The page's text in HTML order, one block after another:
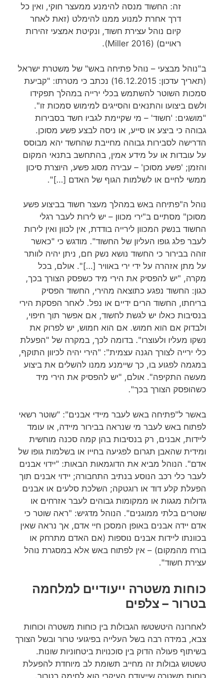
זה: החשוד מנסה להימנע ממעצר חוקי, ואין כל
דרך אחרת למנוע ממנו להימלט (זאת לאחר
קיום נוהל עצירת חשוד, ונקיטת אמצעי זהירות
ראויים) (Miller 2016).
ב"נוהל מבצעי – נוהל פתיחה באש" של משטרת ישראל
(תאריך עדכון: 16.12.2015) נכתב כי מטרתו: "קביעת
סמכות השוטר להשתמש בכלי ירייה במהלך תפקידו
ולשם ביצועו והתנאים והסייגים למימוש סמכות זו".
"מושגים: 'חשוד' – מי שקיימת לגביו חשד בסבירות
גבוהה כי ביצע או סייע, או ניסה לבצע פשע מסוכן.
הדרישה לסבירות גבוהה מחייבת שהחשד יהא מבוסס
על עובדות או על מידע אמין, בהתחשב בתנאי המקום
והזמן; 'פשע מסוכן' – עבירה מסוג פשע, היוצרת סיכון
ממשי לחיים או לשלמות הגוף של האדם […]".
נוהל ה"פתיחה באש במהלך מעצר חשוד בביצוע פשע
מסוכן" מסתיים ב"ירי מכוון – יש לירות לעבר רגלי
החשוד בנשק המכוון לירייה בודדת, אין לכוון ואין לירות
לעבר פלג גופו העליון של החשוד". מודגש כי "כאשר
זוהה בבירור כי החשוד נושא נשק חם, ניתן יהיה לוותר
על מתן אזהרה על ידי ירי באוויר […]". אולם, בכל
מקרה, "יש להפסיק את הירי מיד כשפסק הצורך בכך,
כגון: החשוד נפגע כתוצאה מהירי, החשוד הפסיק
בריחתו, החשוד הרים ידיים או נפל. לאחר הפסקת הירי
בנסיבות כאלו יש לגשת לחשוד, אם אפשר תוך חיפוי,
ולבדוק אם הוא חמוש. אם הוא חמוש, יש לפרוק את
נשקו מעליו ולעוצרו". בדומה לכך, במקרה של "הפעלת
כלי ירייה לצורך הגנה עצמית": "הירי יהיה לכיוון התוקף,
במגמה לפגוע בו, כך שיימנע ממנו להשלים את ביצוע
מעשה התקיפה". אולם, "יש להפסיק את הירי מיד
כשהופסק הצורך בכך".
באשר ל"פתיחה באש לעבר מיידי אבנים": "שוטר רשאי
לפתוח באש לעבר מי שנראה בבירור מיידה, או עומד
ליידות, אבנים, רק בנסיבות בהן קמה סכנה מוחשית
ומידית שהאבן תגרום לפגיעה בחייו או בשלמות גופו של
אדם". הנוהל מביא את הדוגמאות הבאות: "יידוי אבנים
לעבר כלי רכב הנוסע בנתיב התחבורה; יידוי אבנים תוך
הפעלת קלע דוד או רוגטקה; השלכת סלעים או אבנים
גדולות מגגות או ממקומות גבוהים לעבר אזרחים או
שוטרים בלתי ממוגנים". הנוהל מדגיש: "ראה שוטר כי
אדם יידה אבנים באופן המסכן חיי אדם, אך נראה שאין
בכוונתו ליידות אבנים נוספות (אם האדם מתרחק או
בורח מהמקום) – אין לפתוח באש אלא במסגרת נוהל
עצירת חשוד".
כוחות משטרה ייעודיים למלחמה
בטרור – צלפים
לאחרונה היטשטשו הגבולות בין כוחות משטרה וכוחות
צבא, במידה רבה בשל העלייה בפיגועי טרור ובשל הצורך
בשיתוף פעולה הדוק בין סוכנויות ביטחוניות שונות.
טשטוש גבולות זה מחייב תשומת לב מיוחדת להפעלת